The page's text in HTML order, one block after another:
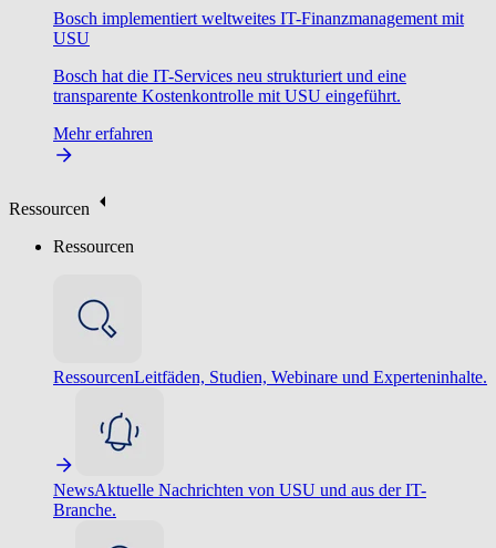
Bosch implementiert weltweites IT-Finanzmanagement mit
USU
Bosch hat die IT-Services neu strukturiert und eine
transparente Kostenkontrolle mit USU eingeführt.
Mehr erfahren
Ressourcen
Ressourcen
RessourcenLeitfäden, Studien, Webinare und Experteninhalte.
NewsAktuelle Nachrichten von USU und aus der IT-
Branche.